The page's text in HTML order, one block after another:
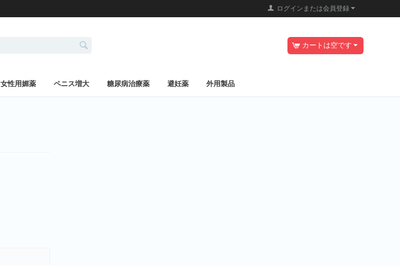
ログインまたは会員登録
カートは空です
女性用媚薬 ペニス増大 糖尿病治療薬 避妊薬 外用製品